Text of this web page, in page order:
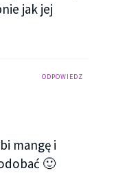
jak jej
ODPOWIEDZ
mangę i
🙂